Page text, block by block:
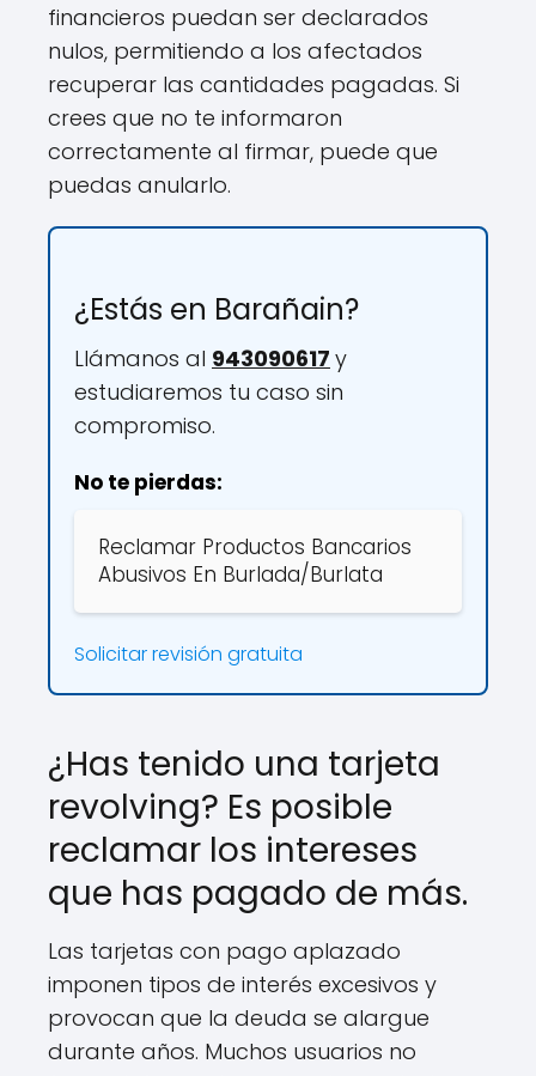
financieros puedan ser declarados
nulos, permitiendo a los afectados
recuperar las cantidades pagadas. Si
crees que no te informaron
correctamente al firmar, puede que
puedas anularlo.
¿Estás en Barañain?
Llámanos al 943090617 y
estudiaremos tu caso sin
compromiso.
No te pierdas:
Reclamar Productos Bancarios
Abusivos En Burlada/Burlata
Solicitar revisión gratuita
¿Has tenido una tarjeta
revolving? Es posible
reclamar los intereses
que has pagado de más.
Las tarjetas con pago aplazado
imponen tipos de interés excesivos y
provocan que la deuda se alargue
durante años. Muchos usuarios no